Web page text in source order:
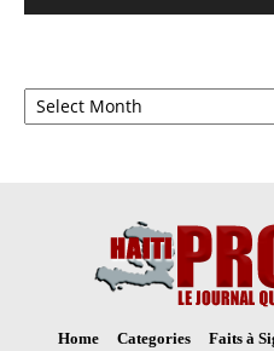
Archives
Home Categories Faits à